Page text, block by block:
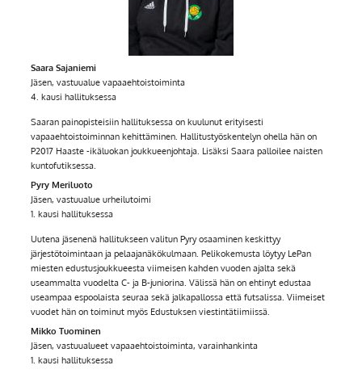
Saara Sajaniemi
Jäsen, vastuualue vapaaehtoistoiminta
4. kausi hallituksessa
Saaran painopisteisiin hallituksessa on kuulunut erityisesti
vapaaehtoistoiminnan kehittäminen. Hallitustyöskentelyn ohella hän on
P2017 Haaste -ikäluokan joukkueenjohtaja. Lisäksi Saara palloilee naisten
kuntofutiksessa.
Pyry Meriluoto
Jäsen, vastuualue urheilutoimi
1. kausi hallituksessa
Uutena jäsenenä hallitukseen valitun Pyry osaaminen keskittyy
järjestötoimintaan ja pelaajanäkökulmaan. Pelikokemusta löytyy LePan
miesten edustusjoukkueesta viimeisen kahden vuoden ajalta sekä
useammalta vuodelta C- ja B-juniorina. Välissä hän on ehtinyt edustaa
useampaa espoolaista seuraa sekä jalkapallossa että futsalissa. Viimeiset
vuodet hän on toiminut myös Edustuksen viestintätiimiissä.
Mikko Tuominen
Jäsen, vastuualueet vapaaehtoistoiminta, varainhankinta
1. kausi hallituksessa